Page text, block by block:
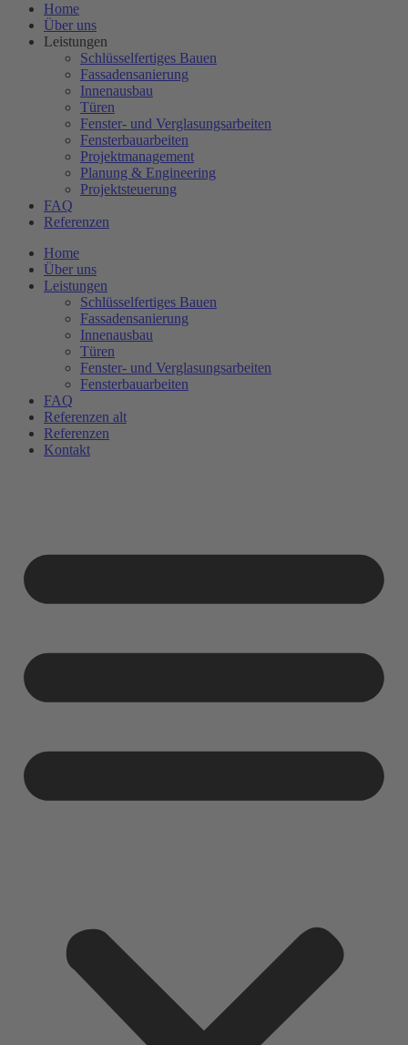
Home
Über uns
Leistungen
Schlüsselfertiges Bauen
Fassadensanierung
Innenausbau
Türen
Fenster- und Verglasungsarbeiten
Fensterbauarbeiten
Projektmanagement
Planung & Engineering
Projektsteuerung
FAQ
Referenzen
Home
Über uns
Leistungen
Schlüsselfertiges Bauen
Fassadensanierung
Innenausbau
Türen
Fenster- und Verglasungsarbeiten
Fensterbauarbeiten
FAQ
Referenzen alt
Referenzen
Kontakt